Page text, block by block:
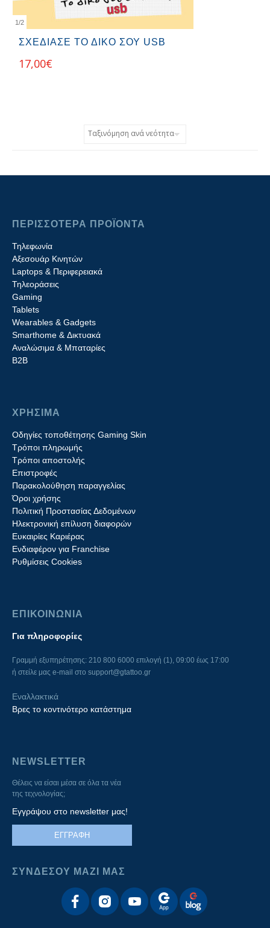
1/2
ΣΧΕΔΊΑΣΕ ΤΟ ΔΙΚΟ ΣΟΥ USB
17,00€
ΠΕΡΙΣΣΟΤΕΡΑ ΠΡΟΪΟΝΤΑ
Τηλεφωνία
Αξεσουάρ Κινητών
Laptops & Περιφερειακά
Τηλεοράσεις
Gaming
Tablets
Wearables & Gadgets
Smarthome & Δικτυακά
Aναλώσιμα & Μπαταρίες
Β2B
ΧΡΗΣΙΜΑ
Οδηγίες τοποθέτησης Gaming Skin
Τρόποι πληρωμής
Τρόποι αποστολής
Επιστροφές
Παρακολούθηση παραγγελίας
Όροι χρήσης
Πολιτική Προστασίας Δεδομένων
Ηλεκτρονική επίλυση διαφορών
Ευκαιρίες Καριέρας
Ενδιαφέρον για Franchise
Ρυθμίσεις Cookies
ΕΠΙΚΟΙΝΩΝΙΑ
Για πληροφορίες
Γραμμή εξυπηρέτησης: 210 800 6000 επιλογή (1), 09:00 έως 17:00
ή στείλε μας e-mail στο support@gtattoo.gr
Εναλλακτικά
Βρες το κοντινότερο κατάστημα
NEWSLETTER
Θέλεις να είσαι μέσα σε όλα τα νέα
της τεχνολογίας;
Εγγράψου στο newsletter μας!
ΕΓΓΡΑΦΗ
ΣΥΝΔΕΣΟΥ ΜΑΖΙ ΜΑΣ